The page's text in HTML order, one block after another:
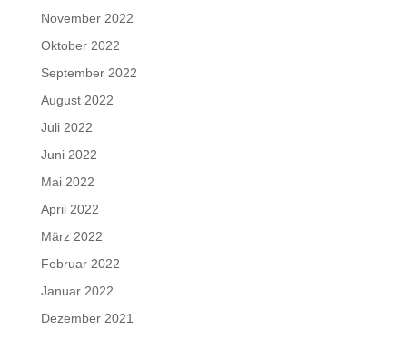
November 2022
Oktober 2022
September 2022
August 2022
Juli 2022
Juni 2022
Mai 2022
April 2022
März 2022
Februar 2022
Januar 2022
Dezember 2021